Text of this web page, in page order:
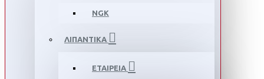
NGK
ΛΙΠΑΝΤΙΚΑ
ΕΤΑΙΡΕΙΑ